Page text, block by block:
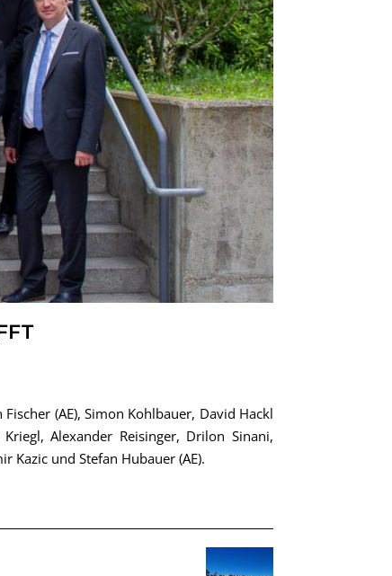
(AE), Simon Kohlbauer, David Hackl
Alexander Reisinger, Drilon Sinani,
Kazic und Stefan Hubauer (AE).